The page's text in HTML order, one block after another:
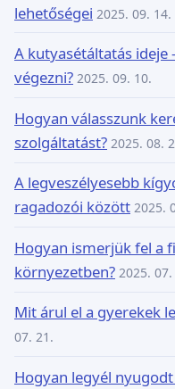
lehetőségei 2025. 09. 14.
A kutyasétáltatás ideje
végezni? 2025. 09. 10.
Hogyan válasszunk
szolgáltatást? 2025. 08.
A legveszélyesebb
ragadozói között 2025.
Hogyan ismerjük fel a
környezetben? 2025. 07.
Mit árul el a gyerekek
07. 21.
Hogyan legyél